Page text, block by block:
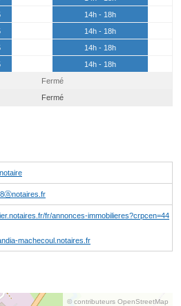
14h - 18h
14h - 18h
14h - 18h
14h - 18h
Fermé
Fermé
fr/annonces-immobilieres?crpcen=44
machecoul.notaires.fr
© contributeurs OpenStreetMap